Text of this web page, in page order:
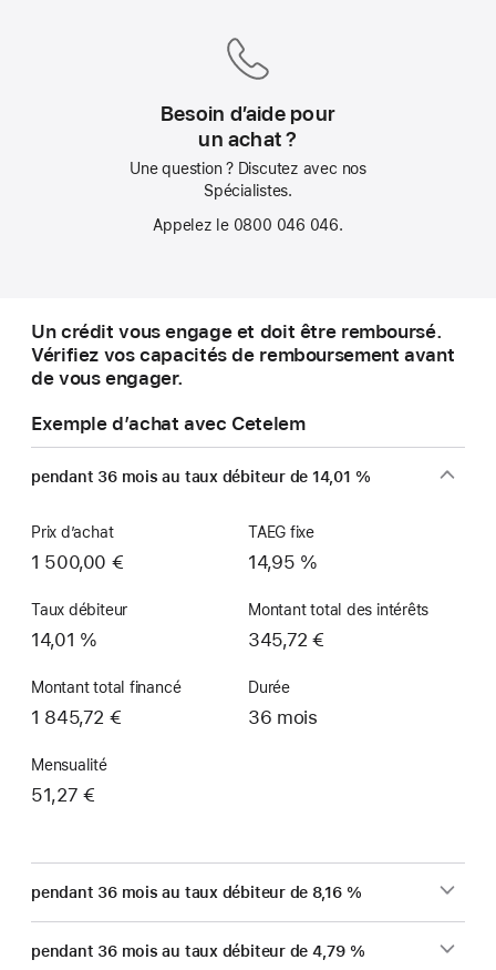
Besoin d’aide pour
un achat ?
Une question ? Discutez avec nos
Spécialistes.
Appelez le 0800 046 046.
Un crédit vous engage et doit être remboursé.
Vérifiez vos capacités de remboursement avant
de vous engager.
Exemple d’achat avec Cetelem
pendant 36 mois au taux débiteur de 14,01 %
Prix d’achat
1 500,00 €
TAEG fixe
14,95 %
Taux débiteur
14,01 %
Montant total des intérêts
345,72 €
Montant total financé
1 845,72 €
Durée
36 mois
Mensualité
51,27 €
pendant 36 mois au taux débiteur de 8,16 %
pendant 36 mois au taux débiteur de 4,79 %